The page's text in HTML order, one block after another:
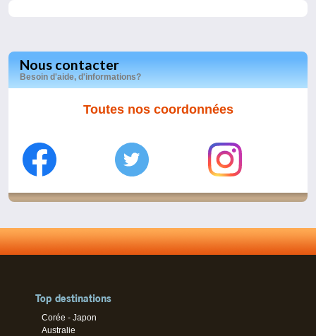
Nous contacter
Besoin d'aide, d'informations?
Toutes nos coordonnées
Top destinations
Corée - Japon
Australie